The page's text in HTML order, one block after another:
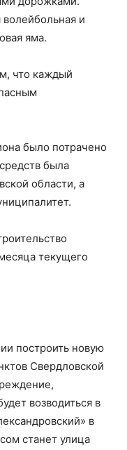
и
яма.
что каждый
было потрачено
была
области, а
текущего
построить новую
Свердловской
возводиться в
в
станет улица